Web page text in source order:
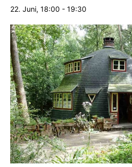
22. Juni, 18:00 - 19:30